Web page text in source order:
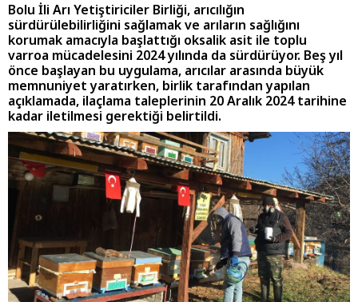
Bolu İli Arı Yetiştiriciler Birliği, arıcılığın
sürdürülebilirliğini sağlamak ve arıların sağlığını
korumak amacıyla başlattığı oksalik asit ile toplu
varroa mücadelesini 2024 yılında da sürdürüyor. Beş yıl
önce başlayan bu uygulama, arıcılar arasında büyük
memnuniyet yaratırken, birlik tarafından yapılan
açıklamada, ilaçlama taleplerinin 20 Aralık 2024 tarihine
kadar iletilmesi gerektiği belirtildi.